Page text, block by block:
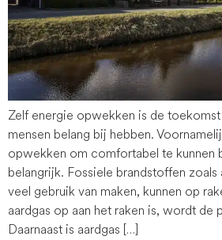
Zelf energie opwekken is de
mensen belang bij hebben.
opwekken om comfortabel te kunnen
belangrijk. Fossiele brandstoffen
veel gebruik van maken, kunnen op
aardgas op aan het raken is, wordt de
Daarnaast is aardgas […]